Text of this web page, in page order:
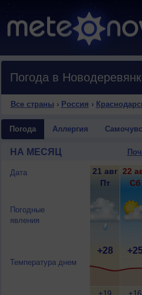
Погода в
Все страны › Россия ›
Погода Аллергия
НА МЕСЯЦ
Дата
Погодные
явления
Температура днем
21 авг
Пт
+28
22
Сб